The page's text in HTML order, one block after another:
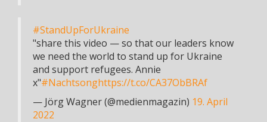
#StandUpForUkraine
"share this video — so that our leaders know
we need the world to stand up for Ukraine
and support refugees. Annie
x"#Nachtsonghttps://t.co/CA37ObBRAf
— Jörg Wagner (@medienmagazin) 19. April
2022